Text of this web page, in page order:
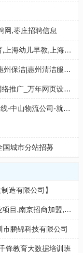
网,枣庄招聘信息
上海幼教网-上海幼儿教育,上海育儿教育,上海幼儿早教,上海儿童早教加盟,上海少儿培训机构
惠州清洁公司|惠州保洁公司|惠州清洁|惠州保洁|惠州清洁服务|惠州保洁服务|壹壹集团
万年网站建设【先做好再付款】_万年网络推广_万年网页设计【万年seo】深圳市深一网络科技有限公司
中山到重庆物流专线-中山到重庆货运专线-中山物流公司-就发物流网
城市分站招募
造有限公司】
南京创业致富网-南京加盟项目,南京创业项目,南京招商加盟,南京连锁加盟店
鹏锦科技有限公司
锋教育大数据培训班